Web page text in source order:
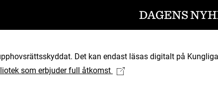
DAGENS
Det kan endast läsas digitalt på
som erbjuder full åtkomst